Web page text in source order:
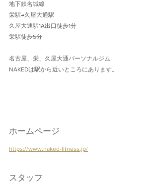
地下鉄名城線
栄駅→久屋大通駅
久屋大通駅1A出口徒歩1分
栄駅徒歩5分
名古屋、栄、久屋大通パーソナルジム
NAKEDは駅から近いところにあります。
ホームページ
https://www.naked-fitness.jp/
スタッフ